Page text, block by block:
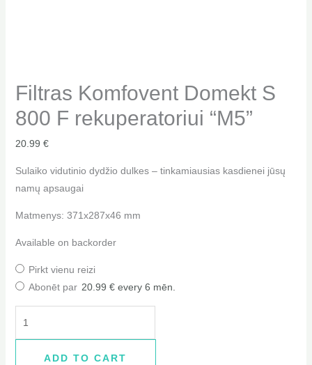
Filtras Komfovent Domekt S
800 F rekuperatoriui “M5”
20.99 €
Sulaiko vidutinio dydžio dulkes – tinkamiausias kasdienei jūsų
namų apsaugai
Matmenys: 371x287x46 mm
Available on backorder
Pirkt vienu reizi
Abonēt par 20.99€ every 6 mēn.
ADD TO CART